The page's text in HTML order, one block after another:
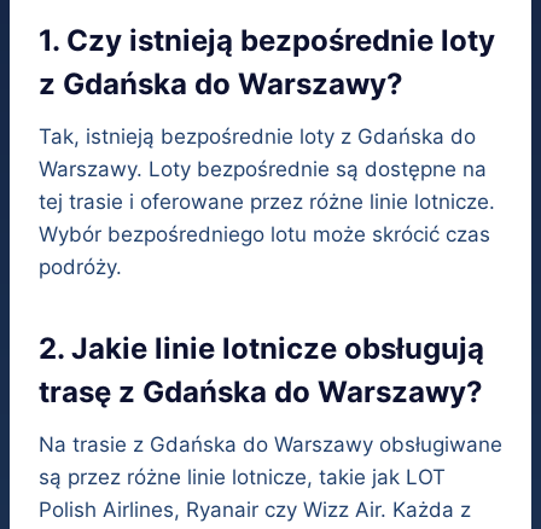
1. Czy istnieją bezpośrednie loty
z Gdańska do Warszawy?
Tak, istnieją bezpośrednie loty z Gdańska do
Warszawy. Loty bezpośrednie są dostępne na
tej trasie i oferowane przez różne linie lotnicze.
Wybór bezpośredniego lotu może skrócić czas
podróży.
2. Jakie linie lotnicze obsługują
trasę z Gdańska do Warszawy?
Na trasie z Gdańska do Warszawy obsługiwane
są przez różne linie lotnicze, takie jak LOT
Polish Airlines, Ryanair czy Wizz Air. Każda z